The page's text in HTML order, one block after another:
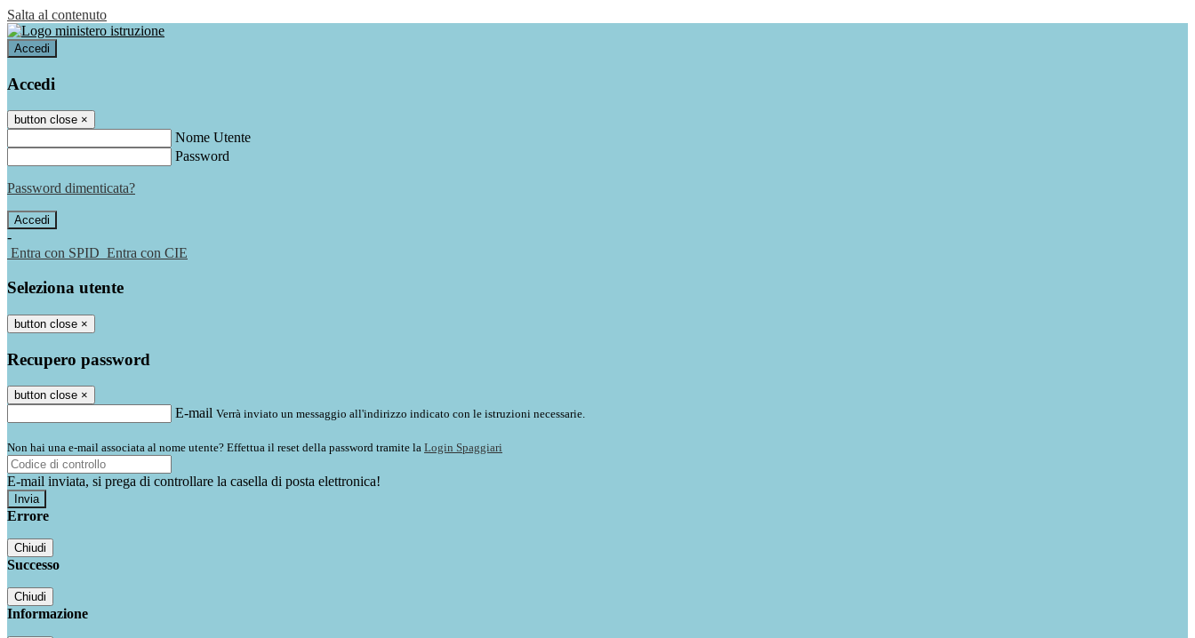
Salta al contenuto
Accedi
Accedi
button close ×
Nome Utente
Password
Password dimenticata?
-
Entra con SPID Entra con CIE
Seleziona utente
button close ×
Recupero password
button close ×
E-mail Verrà inviato un messaggio all'indirizzo indicato con le istruzioni necessarie.
Non hai una e-mail associata al nome utente? Effettua il reset della password tramite la Login Spaggiari
E-mail inviata, si prega di controllare la casella di posta elettronica!
Errore
Chiudi
Successo
Chiudi
Informazione